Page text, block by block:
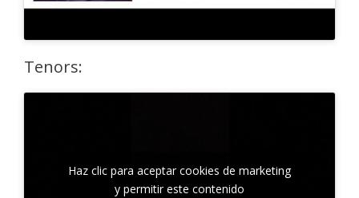
Tenors:
Haz clic para aceptar cookies de marketing
y permitir este contenido